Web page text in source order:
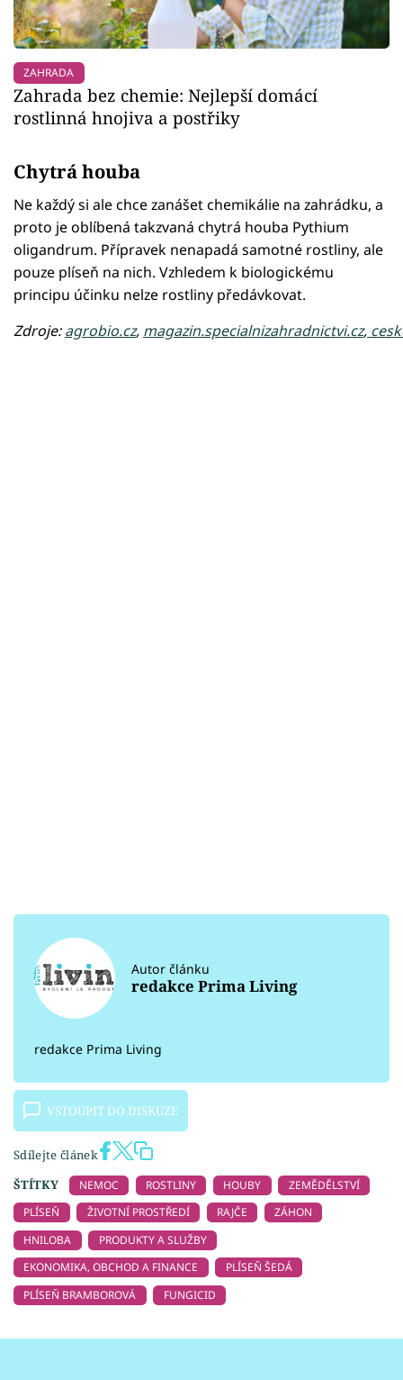
ZAHRADA
Zahrada bez chemie: Nejlepší domácí
rostlinná hnojiva a postřiky
Chytrá houba
Ne každý si ale chce zanášet chemikálie na zahrádku, a
proto je oblíbená takzvaná chytrá houba Pythium
oligandrum. Přípravek nenapadá samotné rostliny, ale
pouze plíseň na nich. Vzhledem k biologickému
principu účinku nelze rostliny předávkovat.
Zdroje:agrobio.cz, magazin.specialnizahradnictvi.cz,
Autor článku
redakce Prima Living
redakce Prima Living
VSTOUPIT DO DISKUZE
Sdílejte článek
ŠTÍTKY
NEMOC ROSTLINY HOUBY
ZEMĚDĚLSTVÍ
PLÍSEŇ
ŽIVOTNÍ PROSTŘEDÍ RAJČE
ZÁHON
HNILOBA
PRODUKTY A SLUŽBY
EKONOMIKA, OBCHOD A FINANCE
PLÍSEŇ ŠEDÁ
PLÍSEŇ BRAMBOROVÁ
FUNGICID